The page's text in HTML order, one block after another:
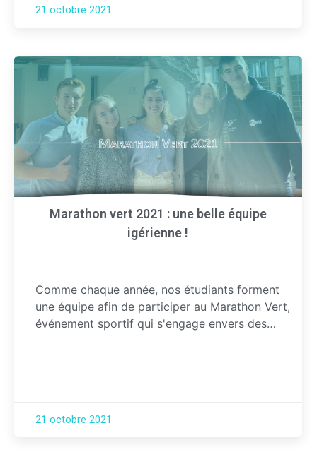
21 octobre 2021
Marathon vert 2021 : une belle équipe
igérienne !
Comme chaque année, nos étudiants forment
une équipe afin de participer au Marathon Vert,
événement sportif qui s'engage envers des…
21 octobre 2021